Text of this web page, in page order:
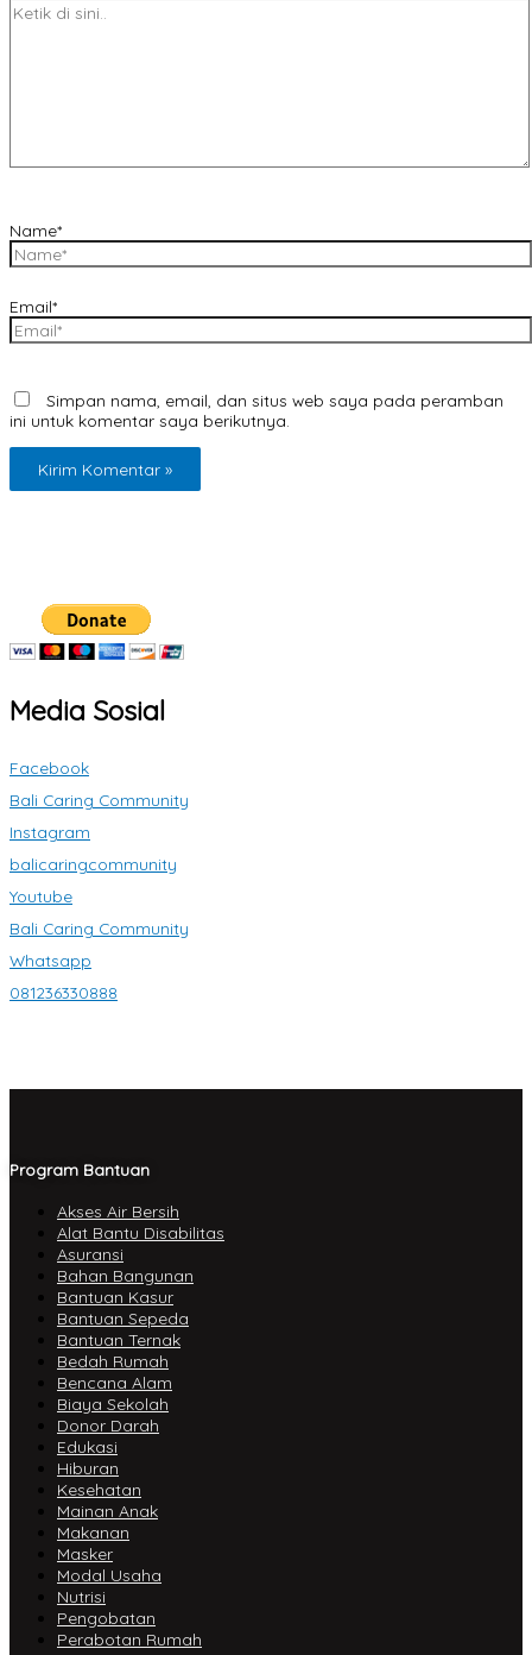
Name*
Email*
Simpan nama, email, dan situs web saya pada peramban
ini untuk komentar saya berikutnya.
Media Sosial
Facebook
Bali Caring Community
Instagram
balicaringcommunity
Youtube
Bali Caring Community
Whatsapp
081236330888
Program Bantuan
Akses Air Bersih
Alat Bantu Disabilitas
Asuransi
Bahan Bangunan
Bantuan Kasur
Bantuan Sepeda
Bantuan Ternak
Bedah Rumah
Bencana Alam
Biaya Sekolah
Donor Darah
Edukasi
Hiburan
Kesehatan
Mainan Anak
Makanan
Masker
Modal Usaha
Nutrisi
Pengobatan
Perabotan Rumah